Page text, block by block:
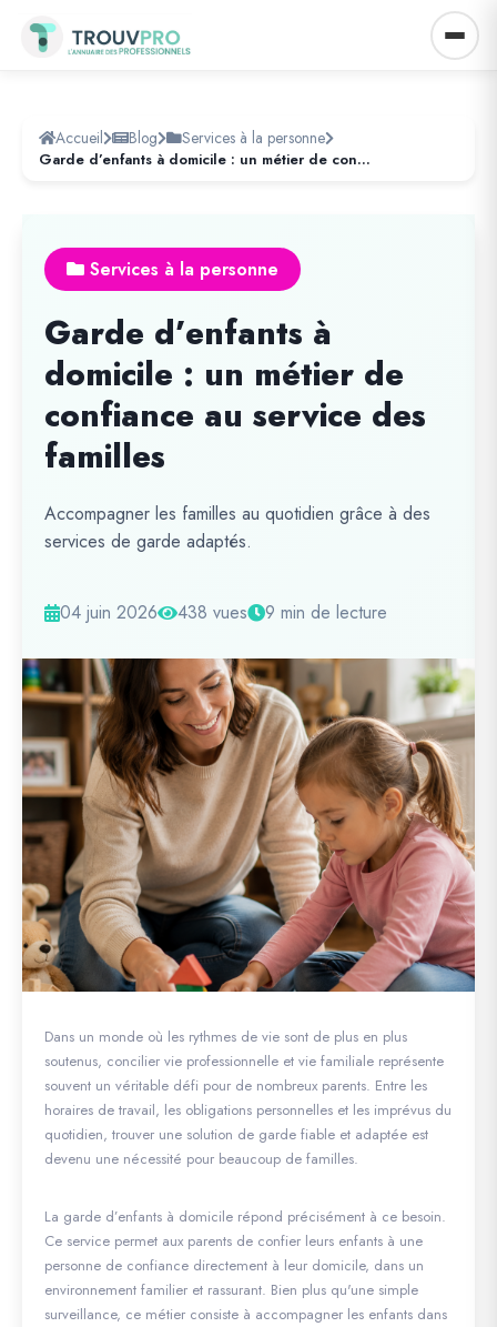
Accueil Blog Services à la personne
Garde d’enfants à domicile : un métier de confiance au service des familles
Services à la personne
Garde d’enfants à
domicile : un métier de
confiance au service des
familles
Accompagner les familles au quotidien grâce à des
services de garde adaptés.
04 juin 2026 438 vues 9 min de lecture
Dans un monde où les rythmes de vie sont de plus en plus
soutenus, concilier vie professionnelle et vie familiale représente
souvent un véritable défi pour de nombreux parents. Entre les
horaires de travail, les obligations personnelles et les imprévus du
quotidien, trouver une solution de garde fiable et adaptée est
devenu une nécessité pour beaucoup de familles.
La garde d’enfants à domicile répond précisément à ce besoin.
Ce service permet aux parents de confier leurs enfants à une
personne de confiance directement à leur domicile, dans un
environnement familier et rassurant. Bien plus qu'une simple
surveillance, ce métier consiste à accompagner les enfants dans